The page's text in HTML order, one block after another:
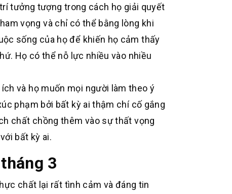
tưởng tượng trong cách họ giải quyết
vọng và chỉ có thể bằng lòng khi
sống của họ để khiến họ cảm thấy
Họ có thể nỗ lực nhiều vào nhiều
và họ muốn mọi người làm theo ý
phạm bởi bất kỳ ai thậm chí cố gắng
chất chồng thêm vào sự thất vọng
bất kỳ ai.
3
chất lại rất tình cảm và đáng tin